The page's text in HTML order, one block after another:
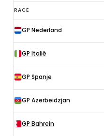
F1-
kalender
2026
RACE
GP Nederland
GP Italië
GP Spanje
GP Azerbeidzjan
GP Bahrein